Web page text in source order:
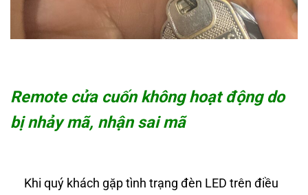
Remote cửa cuốn không hoạt động do
bị nhảy mã, nhận sai mã
Khi quý khách gặp tình trạng đèn LED trên điều